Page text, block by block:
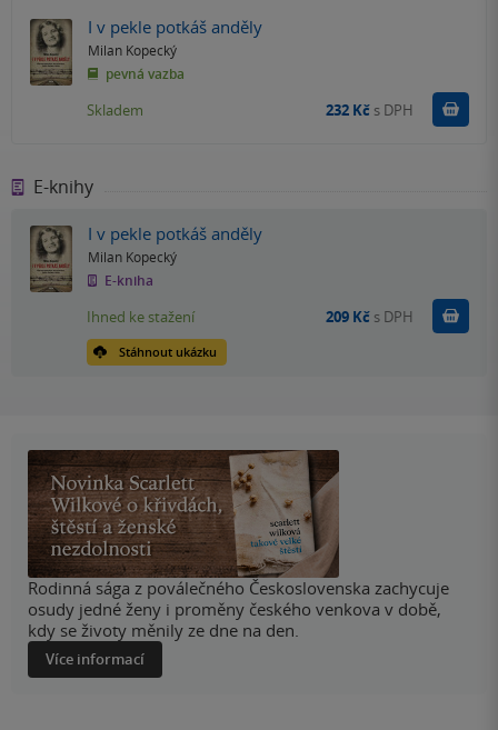
I v pekle potkáš anděly
Milan Kopecký
pevná vazba
Skladem 232 Kč s DPH
E-knihy
I v pekle potkáš anděly
Milan Kopecký
E-kniha
Stáhnout ukázku
Ihned ke stažení 209 Kč s DPH Koupit
Rodinná sága z poválečného Československa zachycuje
osudy jedné ženy i proměny českého venkova v době,
kdy se životy měnily ze dne na den.
Více informací